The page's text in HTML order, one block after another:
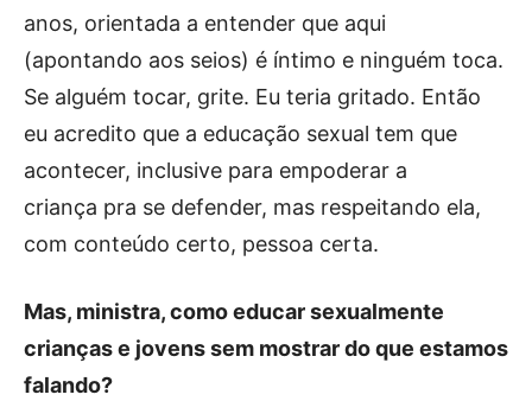
anos, orientada a entender que aqui
(apontando aos seios) é íntimo e ninguém toca.
Se alguém tocar, grite. Eu teria gritado. Então
eu acredito que a educação sexual tem que
acontecer, inclusive para empoderar a
criança pra se defender, mas respeitando ela,
com conteúdo certo, pessoa certa.
Mas, ministra, como educar sexualmente
crianças e jovens sem mostrar do que estamos
falando?